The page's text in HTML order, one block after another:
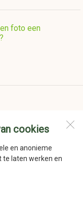
cookies
en anonieme
te laten werken en
foto een